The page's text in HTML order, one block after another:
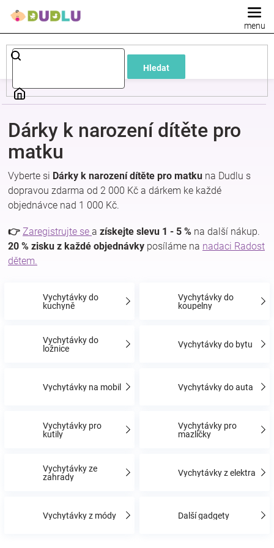
Hledat
Dětské
a
oblečení
Pokojíček
a
kojenecká
Těhotenské
Dárky k narození dítěte pro
matku
Vyberte si Dárky k narození dítěte pro matku na Dudlu s
dopravou zdarma od 2 000 Kč a dárkem ke každé
objednávce nad 1 000 Kč.
👉 Zaregistrujte se a získejte slevu 1 - 5 % na další nákup.
20 % zisku z každé objednávky posíláme na nadaci Radost
dětem.
Vychytávky do
kuchyně
Vychytávky do
koupelny
Vychytávky do
ložnice
Vychytávky do bytu
Vychytávky na mobil Vychytávky do auta
Vychytávky pro
kutily
Vychytávky pro
mazlíčky
Vychytávky ze
zahrady
Vychytávky z elektra
Vychytávky z módy Další gadgety